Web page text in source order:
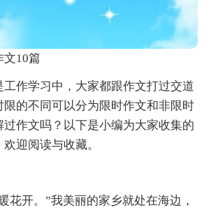
文10篇
作学习中，大家都跟作文打过交道
限的不同可以分为限时作文和非限时
作文吗？以下是小编为大家收集的
迎阅读与收藏。
花开。”我美丽的家乡就处在海边，